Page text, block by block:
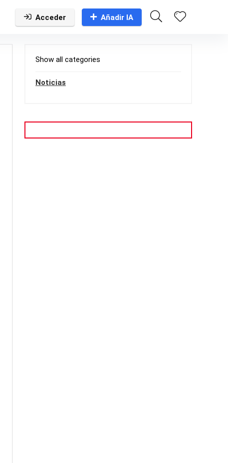
Acceder Añadir IA
Show all categories
Noticias